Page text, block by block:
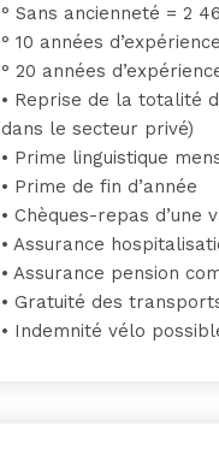
° Sans ancienneté = 2
° 10 années
° 20 années
• Reprise de la totalité
dans le secteur privé)
• Prime linguistique
• Prime de fin d’année
• Chèques-repas
• Assurance
• Assurance pension
• Gratuité des
• Indemnité vélo